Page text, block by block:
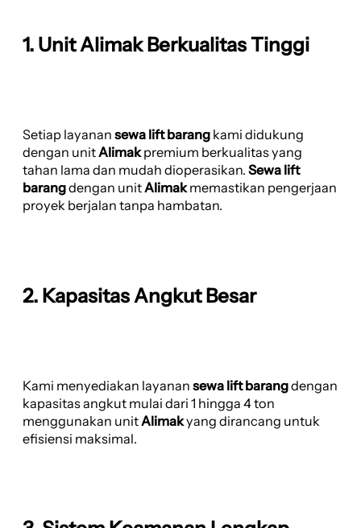
1. Unit Alimak Berkualitas Tinggi
Setiap layanan sewa lift barang kami didukung
dengan unitAlimakpremium berkualitas yang
tahan lama dan mudah dioperasikan. Sewa lift
barangdengan unitAlimakmemastikan pengerjaan
proyek berjalan tanpa hambatan.
2. Kapasitas Angkut Besar
Kami menyediakan layanan sewa lift barangdengan
kapasitas angkut mulai dari 1 hingga 4 ton
menggunakan unit Alimakyang dirancang untuk
efisiensi maksimal.